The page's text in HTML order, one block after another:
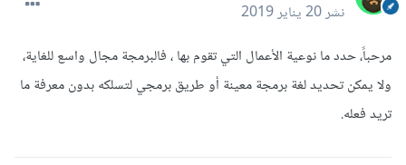
نشر20 يناير 2019
مرحباً، حدد ما نوعية الأعمال التي تقوم بها ، فالبرمجة مجال واسع للغاية،
ولا يمكن تحديد لغة برمجة معينة أو طريق برمجي لتسلكه بدون معرفة ما
تريد فعله.